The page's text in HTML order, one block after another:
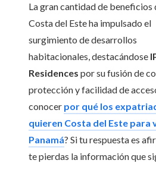
La gran cantidad de beneficios
Costa del Este ha impulsado el
surgimiento de desarrollos
habitacionales, destacándose
Residences por su fusión de
protección y facilidad de
conocer por qué los
quieren Costa del Este para
Panamá? Si tu respuesta es
te pierdas la información que